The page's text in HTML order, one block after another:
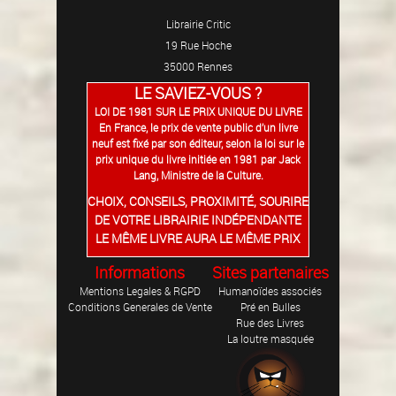
Librairie Critic
19 Rue Hoche
35000 Rennes
LE SAVIEZ-VOUS ?
LOI DE 1981 SUR LE PRIX UNIQUE DU LIVRE
En France, le prix de vente public d’un livre
neuf est fixé par son éditeur, selon la loi sur le
prix unique du livre initiée en 1981 par Jack
Lang, Ministre de la Culture.
CHOIX, CONSEILS, PROXIMITÉ, SOURIRE
DE VOTRE LIBRAIRIE INDÉPENDANTE
LE MÊME LIVRE AURA LE MÊME PRIX
Informations
Mentions Legales & RGPD
Conditions Generales de Vente
Sites partenaires
Humanoïdes associés
Pré en Bulles
Rue des Livres
La loutre masquée